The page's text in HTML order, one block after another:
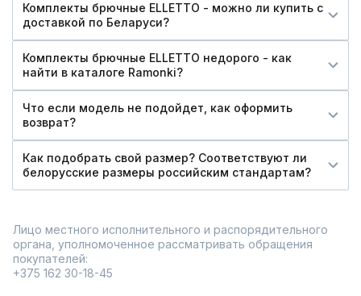
Комплекты брючные ELLETTO - можно ли купить c
доставкой по Беларуси?
Комплекты брючные ELLETTO недорого - как
найти в каталоге Ramonki?
Что если модель не подойдет, как оформить
возврат?
Как подобрать свой размер? Соответствуют ли
белорусские размеры российским стандартам?
Лицо местного исполнительного и распорядительного
органа, уполномоченное рассматривать обращения
покупателей:
+375 162 30-18-45